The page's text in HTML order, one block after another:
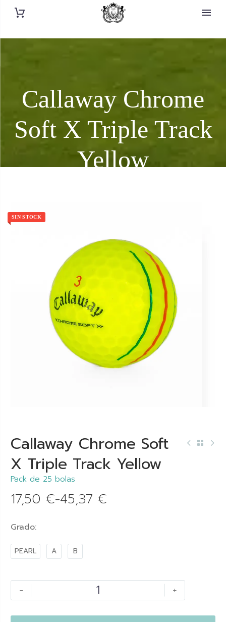
Callaway Chrome
Soft X Triple Track
Yellow
SIN STOCK
Callaway Chrome Soft
X Triple Track Yellow
Pack de 25 bolas
17,50 €-45,37 €
Grado
PEARL A B
- +